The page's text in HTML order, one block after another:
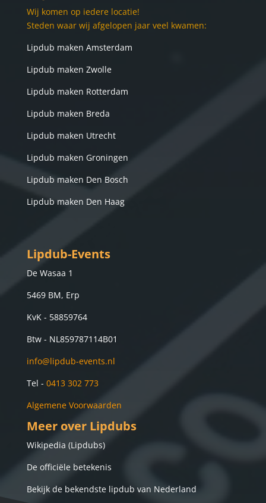
Wij komen op iedere locatie!
Steden waar wij afgelopen jaar veel kwamen:
Lipdub maken Amsterdam
Lipdub maken Zwolle
Lipdub maken Rotterdam
Lipdub maken Breda
Lipdub maken Utrecht
Lipdub maken Groningen
Lipdub maken Den Bosch
Lipdub maken Den Haag
Lipdub-Events
De Wasaa 1
5469 BM, Erp
KvK - 58859764
Btw - NL859787114B01
info@lipdub-events.nl
Tel - 0413 302 773
Algemene Voorwaarden
Meer over Lipdubs
Wikipedia (Lipdubs)
De officiële betekenis
Bekijk de bekendste lipdub van Nederland